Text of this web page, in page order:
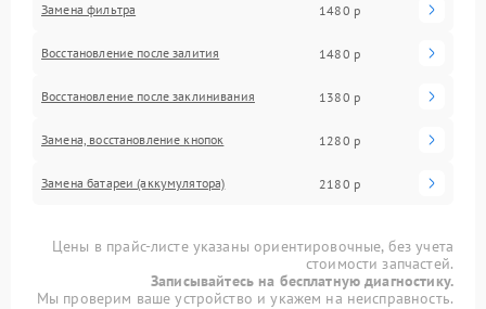
Замена фильтра 1480 р
Восстановление после залития 1480 р
Восстановление после заклинивания 1380 р
Замена, восстановление кнопок 1280 р
Замена батареи (аккумулятора) 2180 р
Цены в прайс-листе указаны ориентировочные, без учета
стоимости запчастей.
Записывайтесь на бесплатную диагностику.
Мы проверим ваше устройство и укажем на неисправность.